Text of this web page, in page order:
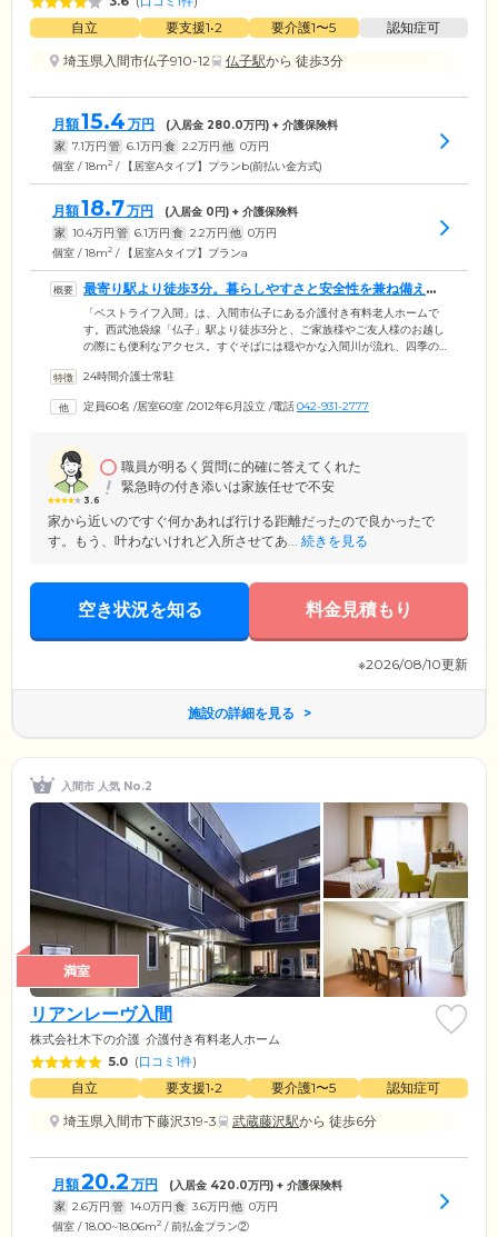
自立 要支援1•2 要介護1〜5
認知症可
埼玉県入間市仏子910-12
仏子駅から 徒歩3分
月額15.4 万円 (入居金 280.0万円) + 介護保険料
家 7.1万円 管 6.1万円 食 2.2万円 他 0万円
個室 / 18m2 / 【居室Aタイプ】プランb(前払い金方式)
月額18.7万円 (入居金 0円) + 介護保険料
家 10.4万円 管 6.1万円 食 2.2万円 他 0万円
個室 / 18m2 / 【居室Aタイプ】プランa
最寄り駅より徒歩3分。暮らしやすさと安全性を兼ね備えた
住環境です
「ベストライフ入間」は、入間市仏子にある介護付き有料老人ホームで
す。西武池袋線「仏子」駅より徒歩3分と、ご家族様やご友人様のお越し
の際にも便利なアクセス。すぐそばには穏やかな入間川が流れ、四季の
統一し、随所に手すりを設けたバリアフリー設計を採用。車いすや歩行
ダイニング、落ち着きのある談話コーナー、ご自分らしいおしゃれを楽
24時間介護士常駐
定員60名 /居室60室 /2012年6月設立 /電話042-931-2777
3.6
職員が明るく質問に的確に答えてくれた
緊急時の付き添いは家族任せで不安
家から近いのですぐ何かあれば行ける距離だったので良かったで
す。もう、叶わないけれど入所させてあ... 続きを見る
空き状況を知る 料金見積もり
※2026/08/10更新
施設の詳細を見る
入間市 人気 No.2
満室
リアンレーヴ入間
株式会社木下の介護 介護付き有料老人ホーム
5.0 (口コミ1件)
自立 要支援1•2 要介護1〜5
認知症可
埼玉県入間市下藤沢319-3
武蔵藤沢駅から 徒歩6分
月額20.2 万円 (入居金 420.0万円) + 介護保険料
家 2.6万円 管 14.0万円 食 3.6万円 他 0万円
個室 / 18.00~18.06m2 / 前払金プラン②